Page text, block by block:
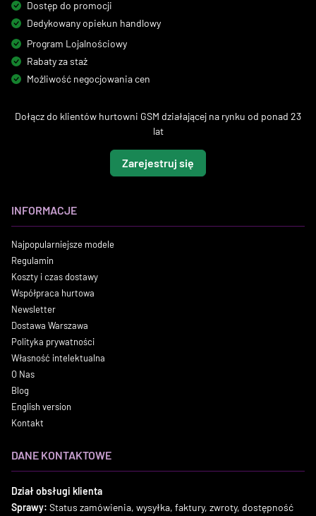
Dostęp do promocji
Dedykowany opiekun handlowy
Program Lojalnościowy
Rabaty za staż
Możliwość negocjowania cen
Dołącz do klientów hurtowni GSM działającej na rynku od ponad 23
lat
Zarejestruj się
INFORMACJE
Najpopularniejsze modele
Regulamin
Koszty i czas dostawy
Współpraca hurtowa
Newsletter
Dostawa Warszawa
Polityka prywatności
Własność intelektualna
O Nas
Blog
English version
Kontakt
DANE KONTAKTOWE
Dział obsługi klienta
Sprawy: Status zamówienia, wysyłka, faktury, zwroty, dostępność